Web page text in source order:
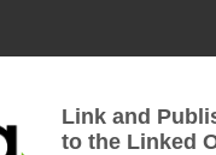
Link and
to the Linked